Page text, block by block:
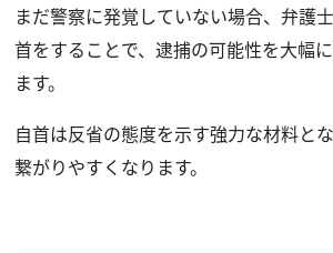
まだ警察に発覚していない場合、弁護
首をすることで、逮捕の可能性を大幅
ます。
自首は反省の態度を示す強力な材料と
繋がりやすくなります。